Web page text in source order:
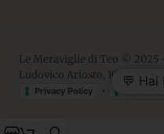
Le Meraviglie di Teo © 2025
Ludovico Ariosto, 10 • 06063,
Privacy Policy •
💬